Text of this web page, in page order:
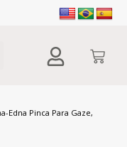
Edna Pinca Para Gaze,